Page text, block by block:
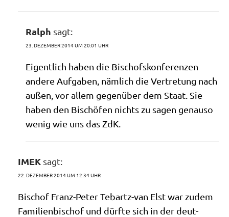
Ralph sagt:
23. DEZEMBER 2014 UM 20:01 UHR
Eigent­lich haben die Bischofs­kon­fe­ren­zen
ande­re Auf­ga­ben, näm­lich die Ver­tre­tung nach
außen, vor allem gegen­über dem Staat. Sie
haben den Bischö­fen nichts zu sagen genau­so
wenig wie uns das ZdK.
IMEK sagt:
22. DEZEMBER 2014 UM 12:34 UHR
Bischof Franz-Peter Tebartz-van Elst war zudem
Fami­li­en­bi­schof und dürf­te sich in der deut­